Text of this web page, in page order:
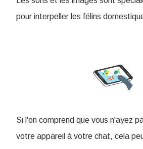
pour interpeller les félins
Si l'on comprend que vous n'ayez
votre appareil à votre chat, cela